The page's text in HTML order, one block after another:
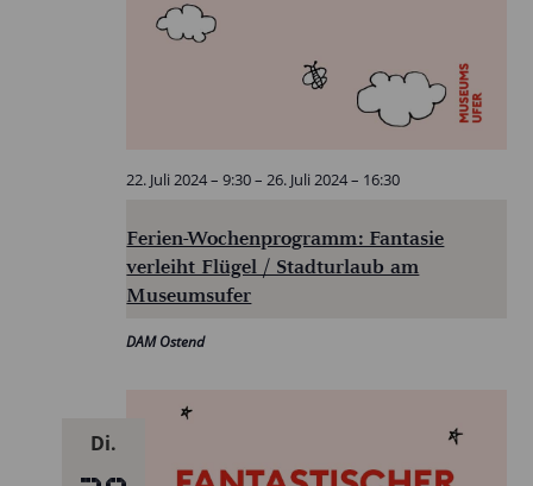
Ferien-Wochenprogramm: Fantasie
verleiht Flügel / Stadturlaub am
Museumsufer
22. Juli 2024 – 9:30–26. Juli 2024 – 16:30
DAM Ostend
Di.